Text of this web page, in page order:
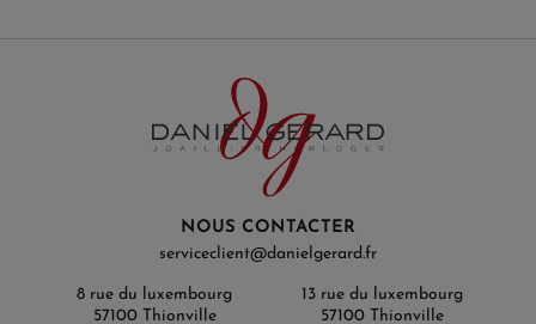
NOUS CONTACTER
serviceclient@danielgerard.fr
8 rue du luxembourg
57100 Thionville
13 rue du luxembourg
57100 Thionville